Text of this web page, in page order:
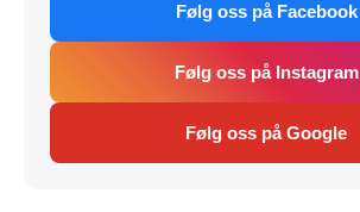
Følg oss på Facebook
Følg oss på Instagram
Følg oss på Google